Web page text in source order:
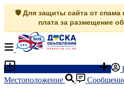
🛡️ Для защиты сайта от спама
плата за размещение
Местоположение